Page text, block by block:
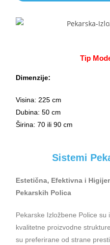
Tip
Dimenzije:
Visina: 225 cm
Dubina: 50 cm
Širina: 70 ili 90 cm
Sistemi
Estetična, Efektivna i
Pekarskih Polica
Pekarske Izložbene Police
kvalitetne proizvodne
su preferirane od strane